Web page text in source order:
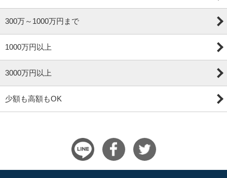
300万～1000万円まで
1000万円以上
3000万円以上
少額も高額もOK